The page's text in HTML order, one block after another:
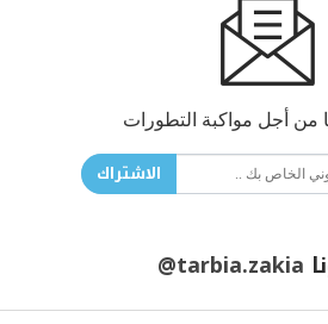
من أجل مواكبة التطورات
الاشتراك
@tarbia.zakia